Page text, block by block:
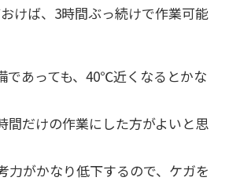
けば、3時間ぶっ続けで作業可能
であっても、40℃近くなるとかな
間だけの作業にした方がよいと思
がかなり低下するので、ケガを